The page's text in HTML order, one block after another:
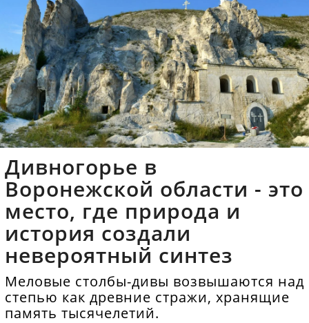
Дивногорье в
Воронежской области - это
место, где природа и
история создали
невероятный синтез
Меловые столбы-дивы возвышаются над
степью как древние стражи, хранящие
память тысячелетий.